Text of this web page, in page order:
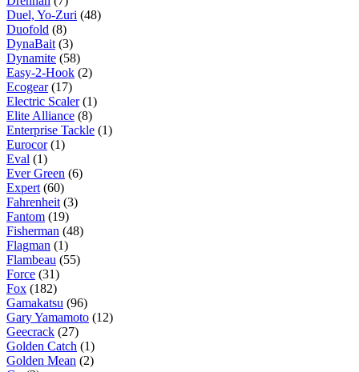
Duel, Yo-Zuri (48)
Duofold (8)
DynaBait (3)
Dynamite (58)
Easy-2-Hook (2)
Ecogear(17)
Electric Scaler(1)
Elite Alliance (8)
Enterprise Tackle (1)
Eurocor(1)
Eval (1)
Ever Green (6)
Expert (60)
Fahrenheit (3)
Fantom (19)
Fisherman (48)
Flagman (1)
Flambeau (55)
Force (31)
Fox (182)
Gamakatsu (96)
Gary Yamamoto (12)
Geecrack (27)
Golden Catch (1)
Golden Mean (2)